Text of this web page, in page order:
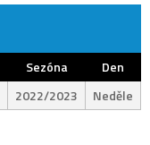
Sezóna
Den
2022/2023 Neděle